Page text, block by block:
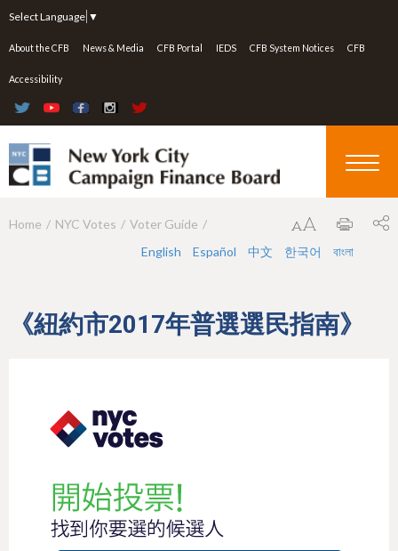
Select Language ▼
About the CFB News & Media CFB Portal IEDS CFB System Notices CFB
Accessibility
Y
Home NYC Votes
Voter Guide
English
Español 中文 한국어 বাংলা
《紐約市2017年普選選民指南》